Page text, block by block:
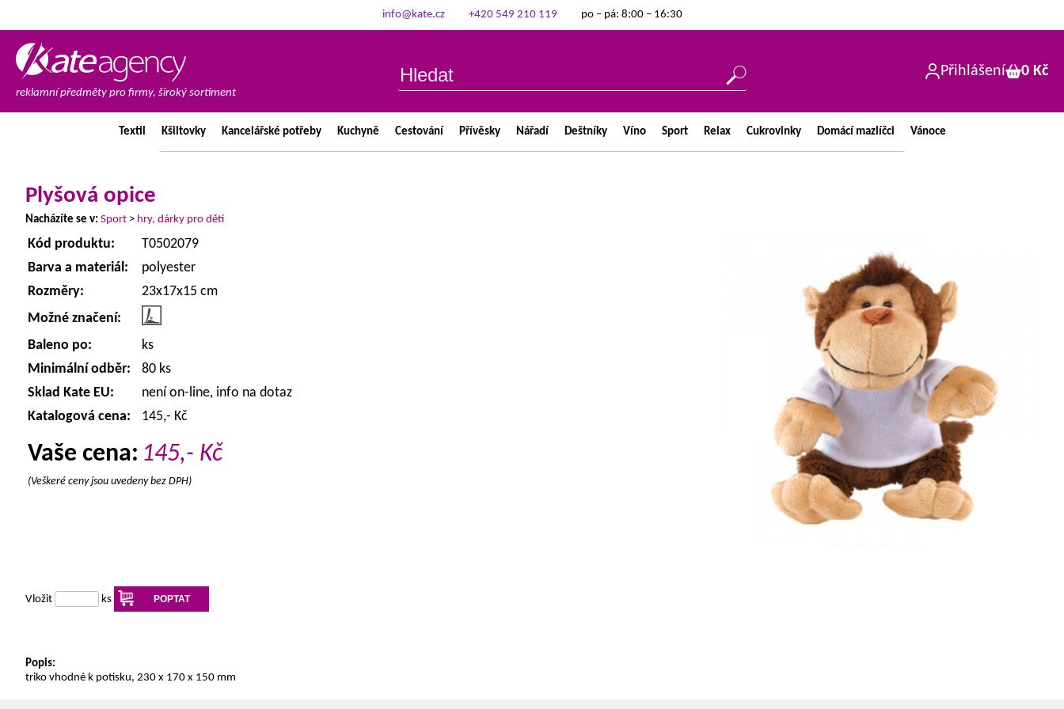
info@kate.cz +420 549 210 119 po – pá: 8:00 – 16:30
reklamní předměty pro firmy, široký sortiment
Přihlášení 0 Kč
Textil Kšiltovky Kancelářské potřeby Kuchyně Cestování Přívěsky Nářadí Deštníky Víno Sport Relax Cukrovinky Domácí mazlíčci Vánoce
Plyšová opice
Nacházíte se v: Sport > hry, dárky pro děti
Kód produktu:
T0502079
Barva a materiál:
polyester
Rozměry:
23x17x15 cm
Možné značení:
Baleno po:
ks
Minimální odběr:
80 ks
Sklad Kate EU:
není on-line, info na dotaz
Katalogová cena:
145,- Kč
Vaše cena: 145,- Kč
(Veškeré ceny jsou uvedeny bez DPH)
Vložit ks POPTAT
Popis:
triko vhodné k potisku, 230 x 170 x 150 mm